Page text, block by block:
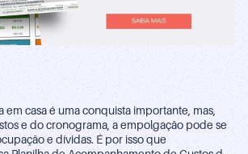
em casa é uma conquista importante, mas,
e do cronograma, a empolgação pode se
e dívidas. É por isso que